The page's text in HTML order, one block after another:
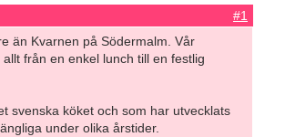
#1
än Kvarnen på Södermalm. Vår
från en enkel lunch till en festlig
svenska köket och som har utvecklats
under olika årstider.